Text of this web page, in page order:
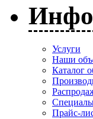
Услуги
Наши
Каталог
Прайс-